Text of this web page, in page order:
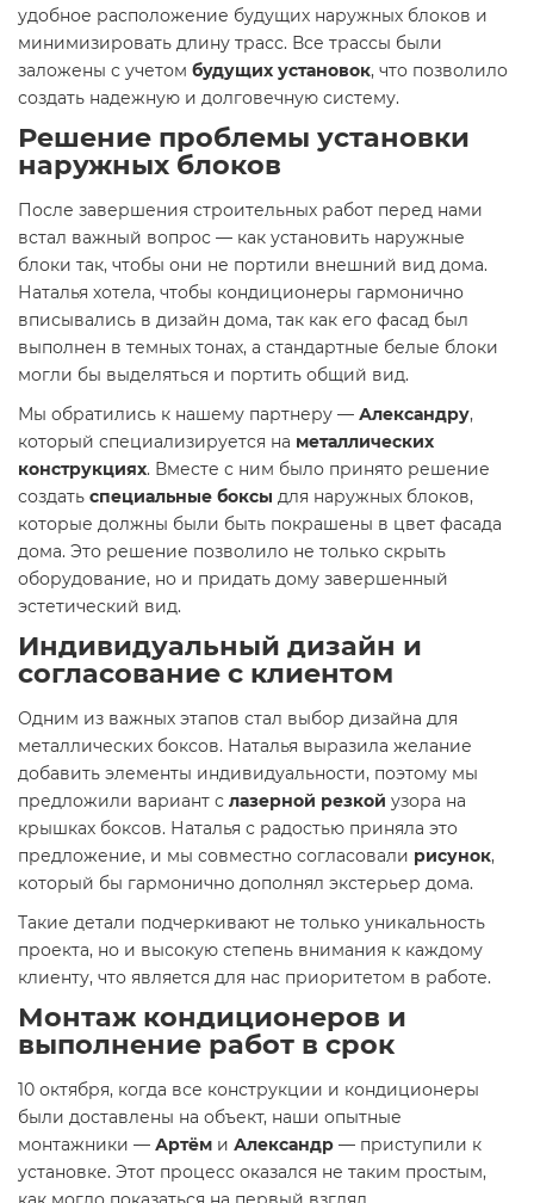
удобное расположение будущих наружных блоков и
минимизировать длину трасс. Все трассы были
заложены с учетом будущих установок, что позволило
создать надежную и долговечную систему.
Решение проблемы установки
наружных блоков
После завершения строительных работ перед нами
встал важный вопрос — как установить наружные
блоки так, чтобы они не портили внешний вид дома.
Наталья хотела, чтобы кондиционеры гармонично
вписывались в дизайн дома, так как его фасад был
выполнен в темных тонах, а стандартные белые блоки
могли бы выделяться и портить общий вид.
Мы обратились к нашему партнеру — Александру,
который специализируется на металлических
конструкциях. Вместе с ним было принято решение
создать специальные боксы для наружных блоков,
которые должны были быть покрашены в цвет фасада
дома. Это решение позволило не только скрыть
оборудование, но и придать дому завершенный
эстетический вид.
Индивидуальный дизайн и
согласование с клиентом
Одним из важных этапов стал выбор дизайна для
металлических боксов. Наталья выразила желание
добавить элементы индивидуальности, поэтому мы
предложили вариант с лазерной резкой узора на
крышках боксов. Наталья с радостью приняла это
предложение, и мы совместно согласовали рисунок,
который бы гармонично дополнял экстерьер дома.
Такие детали подчеркивают не только уникальность
проекта, но и высокую степень внимания к каждому
клиенту, что является для нас приоритетом в работе.
Монтаж кондиционеров и
выполнение работ в срок
10 октября, когда все конструкции и кондиционеры
были доставлены на объект, наши опытные
монтажники — Артём и Александр — приступили к
установке. Этот процесс оказался не таким простым,